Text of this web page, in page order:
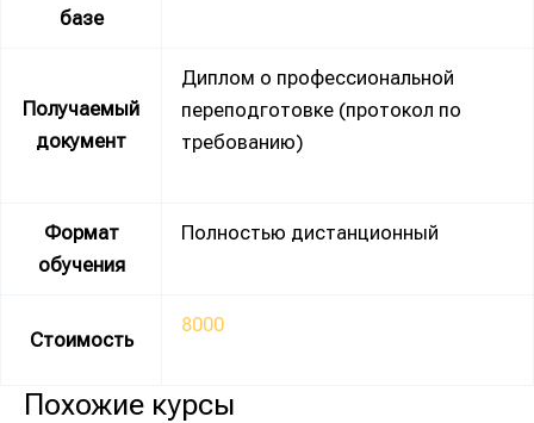
базе
Получаемый
документ
Диплом о профессиональной
переподготовке (протокол по
требованию)
Формат
обучения
Полностью дистанционный
Стоимость
8000
Похожие курсы